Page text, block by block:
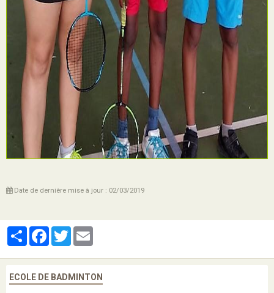
Date de dernière mise à jour : 02/03/2019
PartagerFacebook
Twitter
ECOLE DE BADMINTON